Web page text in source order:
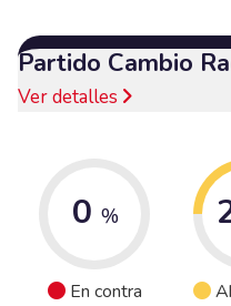
Partido Cambio
Ver detalles
0 %
En contra